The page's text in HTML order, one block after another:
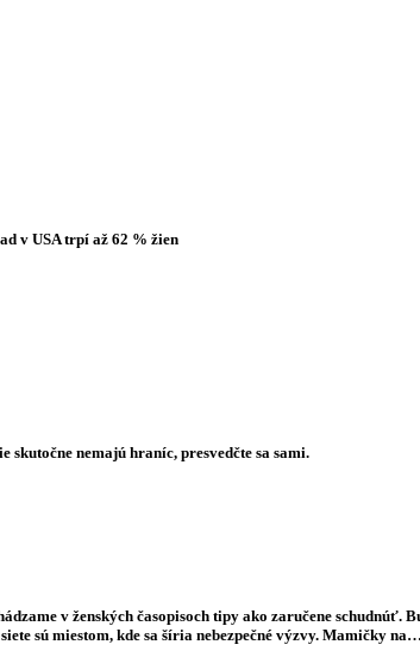
v USA trpí až 62 % žien
nemajú hraníc, presvedčte sa sami.
v ženských časopisoch tipy ako zaručene schudnúť.
sú miestom, kde sa šíria nebezpečné výzvy. Mamičky